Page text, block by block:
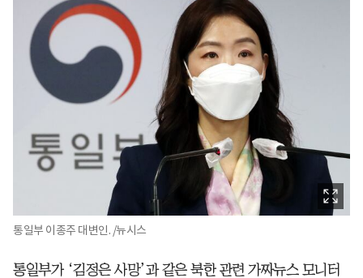
통일부 이종주 대변인. /뉴시스
통일부가 ‘김정은 사망’과 같은 북한 관련 가짜뉴스 모니터